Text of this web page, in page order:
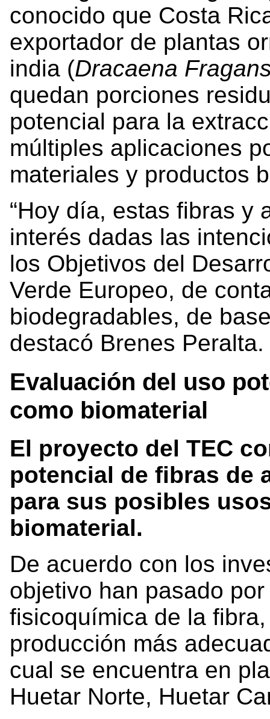
conocido que Costa
exportador de plantas
india (Dracaena
quedan porciones
potencial para la
múltiples aplicaciones
materiales y productos
“Hoy día, estas fibras y
interés dadas las
los Objetivos del
Verde Europeo, de
biodegradables, de
destacó Brenes Peralta.
Evaluación del uso
como biomaterial
El proyecto del TEC
potencial de fibras de
para sus posibles
biomaterial.
De acuerdo con los
objetivo han pasado
fisicoquímica de la
producción más
cual se encuentra en
Huetar Norte, Huetar